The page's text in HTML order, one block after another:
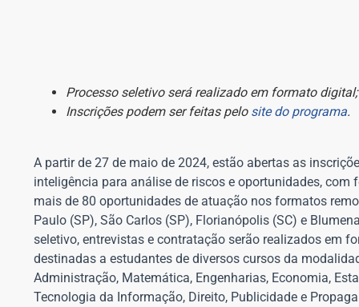
Processo seletivo será realizado em formato digital;
Inscrições podem ser feitas pelo site do programa.
A partir de 27 de maio de 2024, estão abertas as
inteligência para análise de riscos e oportunidades,
mais de 80 oportunidades de atuação nos formatos
Paulo (SP), São Carlos (SP), Florianópolis (SC) e
seletivo, entrevistas e contratação serão realizados em
destinadas a estudantes de diversos cursos da
Administração, Matemática, Engenharias, Economia,
Tecnologia da Informação, Direito, Publicidade e